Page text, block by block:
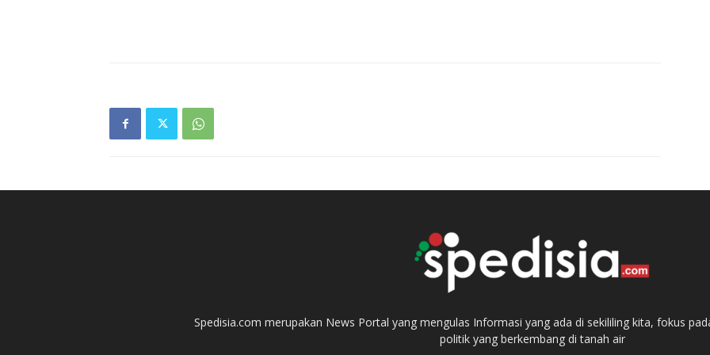
Spedisia.com merupakan News Portal yang mengulas Informasi yang ada di sekililing kita, fokus
politik yang berkembang di tanah air